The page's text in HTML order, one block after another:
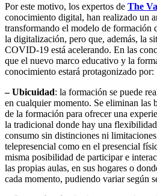
Por este motivo, los expertos de The
conocimiento digital, han realizado un
transformando el modelo de formación
la digitalización, pero que, además, la
COVID-19 está acelerando. En las
que el nuevo marco educativo y la
conocimiento estará protagonizado por:
– Ubicuidad: la formación se puede
en cualquier momento. Se eliminan las
de la formación para ofrecer una
la tradicional donde hay una
consumo sin distinciones ni
telepresencial como en el presencial
misma posibilidad de participar e
las propias aulas, en sus hogares o
cada momento, pudiendo variar según